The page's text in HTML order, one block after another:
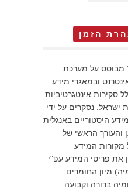
הזמן
מבוסס על מערכת
ובמאגרי מידע
סקירות אינטגרטיביות
ישראל. נסקרים על ידי
היסטוריים באנגלית
והעורך הראשי של
מקורות המידע
את פריטי המידע עפ"י
מיון החומרים
ברורה וקבועה